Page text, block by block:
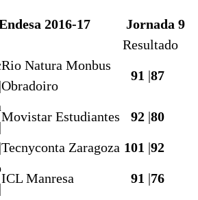
2016-17
Jornada 9
Resultado
Rio Natura Monbus
Obradoiro
91 |87
Movistar Estudiantes 92 |80
Tecnyconta Zaragoza 101 |92
ICL Manresa 91 |76